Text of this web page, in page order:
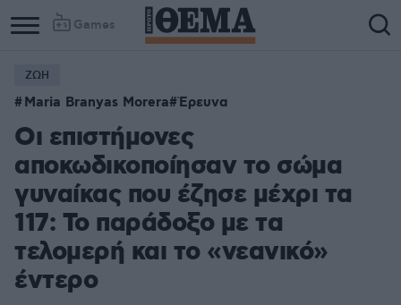
Games
ΖΩΗ
Maria Branyas Morera Έρευνα
Οι επιστήμονες
αποκωδικοποίησαν το σώμα
γυναίκας που έζησε μέχρι τα
117: Το παράδοξο με τα
τελομερή και το «νεανικό»
έντερο